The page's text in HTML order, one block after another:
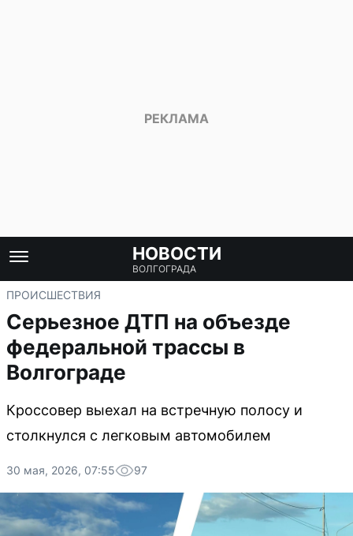
НОВОСТИ
ВОЛГОГРАДА
ПРОИСШЕСТВИЯ
Серьезное ДТП на объезде
федеральной трассы в
Волгограде
Кроссовер выехал на встречную полосу и
столкнулся с легковым автомобилем
30 мая, 2026, 07:55 97